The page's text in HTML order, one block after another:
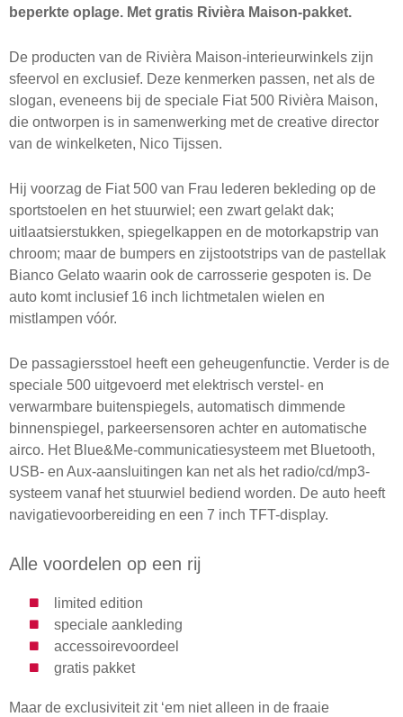
beperkte oplage. Met gratis Rivièra Maison-pakket.
De producten van de Rivièra Maison-interieurwinkels zijn
sfeervol en exclusief. Deze kenmerken passen, net als de
slogan, eveneens bij de speciale Fiat 500 Rivièra Maison,
die ontworpen is in samenwerking met de creative director
van de winkelketen, Nico Tijssen.
Hij voorzag de Fiat 500 van Frau lederen bekleding op de
sportstoelen en het stuurwiel; een zwart gelakt dak;
uitlaatsierstukken, spiegelkappen en de motorkapstrip van
chroom; maar de bumpers en zijstootstrips van de pastellak
Bianco Gelato waarin ook de carrosserie gespoten is. De
auto komt inclusief 16 inch lichtmetalen wielen en
mistlampen vóór.
De passagiersstoel heeft een geheugenfunctie. Verder is de
speciale 500 uitgevoerd met elektrisch verstel- en
verwarmbare buitenspiegels, automatisch dimmende
binnenspiegel, parkeersensoren achter en automatische
airco. Het Blue&Me-communicatiesysteem met Bluetooth,
USB- en Aux-aansluitingen kan net als het radio/cd/mp3-
systeem vanaf het stuurwiel bediend worden. De auto heeft
navigatievoorbereiding en een 7 inch TFT-display.
Alle voordelen op een rij
limited edition
speciale aankleding
accessoirevoordeel
gratis pakket
Maar de exclusiviteit zit ‘em niet alleen in de fraaie